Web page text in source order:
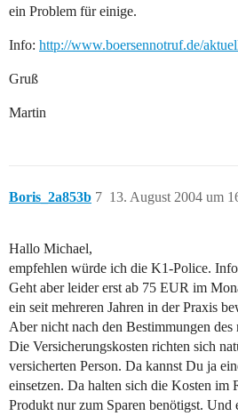
ein Problem für einige.
Info: http://www.boersennotruf.de/
Gruß
Martin
Boris_2a853b 13. August 2004 um
7
Hallo Michael,
empfehlen würde ich die K1-Police.
Geht aber leider erst ab 75 EUR im
ein seit mehreren Jahren in der Praxis
Aber nicht nach den Bestimmungen des
Die Versicherungskosten richten sich
versicherten Person. Da kannst Du ja
einsetzen. Da halten sich die Kosten im
Produkt nur zum Sparen benötigst. Und